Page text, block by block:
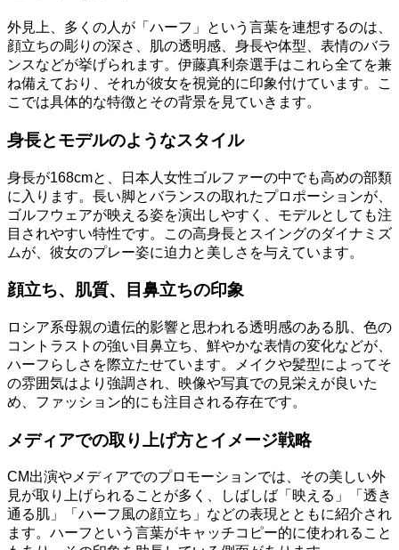
外見上、多くの人が「ハーフ」という言葉を連想するのは、
顔立ちの彫りの深さ、肌の透明感、身長や体型、表情のバラ
ンスなどが挙げられます。伊藤真利奈選手はこれら全てを兼
ね備えており、それが彼女を視覚的に印象付けています。こ
こでは具体的な特徴とその背景を見ていきます。
身長とモデルのようなスタイル
身長が168cmと、日本人女性ゴルファーの中でも高めの部類
に入ります。長い脚とバランスの取れたプロポーションが、
ゴルフウェアが映える姿を演出しやすく、モデルとしても注
目されやすい特性です。この高身長とスイングのダイナミズ
ムが、彼女のプレー姿に迫力と美しさを与えています。
顔立ち、肌質、目鼻立ちの印象
ロシア系母親の遺伝的影響と思われる透明感のある肌、色の
コントラストの強い目鼻立ち、鮮やかな表情の変化などが、
ハーフらしさを際立たせています。メイクや髪型によってそ
の雰囲気はより強調され、映像や写真での見栄えが良いた
め、ファッション的にも注目される存在です。
メディアでの取り上げ方とイメージ戦略
CM出演やメディアでのプロモーションでは、その美しい外
見が取り上げられることが多く、しばしば「映える」「透き
通る肌」「ハーフ風の顔立ち」などの表現とともに紹介され
ます。ハーフという言葉がキャッチコピー的に使われること